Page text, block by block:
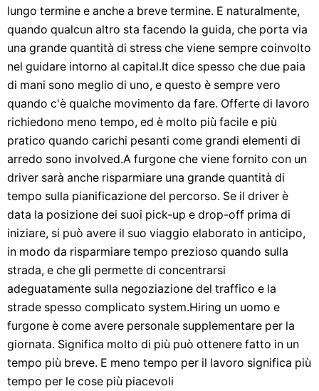
lungo termine e anche a breve termine. E naturalmente,
quando qualcun altro sta facendo la guida, che porta via
una grande quantità di stress che viene sempre coinvolto
nel guidare intorno al capital.It dice spesso che due paia
di mani sono meglio di uno, e questo è sempre vero
quando c'è qualche movimento da fare. Offerte di lavoro
richiedono meno tempo, ed è molto più facile e più
pratico quando carichi pesanti come grandi elementi di
arredo sono involved.A furgone che viene fornito con un
driver sarà anche risparmiare una grande quantità di
tempo sulla pianificazione del percorso. Se il driver è
data la posizione dei suoi pick-up e drop-off prima di
iniziare, si può avere il suo viaggio elaborato in anticipo,
in modo da risparmiare tempo prezioso quando sulla
strada, e che gli permette di concentrarsi
adeguatamente sulla negoziazione del traffico e la
strade spesso complicato system.Hiring un uomo e
furgone è come avere personale supplementare per la
giornata. Significa molto di più può ottenere fatto in un
tempo più breve. E meno tempo per il lavoro significa più
tempo per le cose più piacevoli